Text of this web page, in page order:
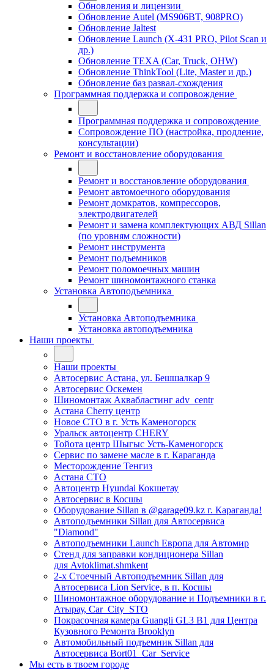
Обновления и лицензии
Обновление Autel (MS906BT, 908PRO)
Обновление Jaltest
Обновление Launch (X-431 PRO, Pilot Scan и
др.)
Обновление TEXA (Car, Truck, OHW)
Обновление ThinkTool (Lite, Master и др.)
Обновление баз развал-схождения
Программная поддержка и сопровождение
Программная поддержка и сопровождение
Сопровождение ПО (настройка, продление,
консультации)
Ремонт и восстановление оборудования
Ремонт и восстановление оборудования
Ремонт автомоечного оборудования
Ремонт домкратов, компрессоров,
электродвигателей
Ремонт и замена комплектующих АВД Sillan
(по уровням сложности)
Ремонт инструмента
Ремонт подъемников
Ремонт поломоечных машин
Ремонт шиномонтажного станка
Установка Автоподъемника
Установка Автоподъемника
Установка автоподъемника
Наши проекты
Наши проекты
Автосервис Астана, ул. Бешшалкар 9
Автосервис Оскемен
Шиномонтаж Аквабластинг adv_centr
Астана Cherry центр
Новое СТО в г. Усть Каменогорск
Уральск автоцентр CHERY
Тойота центр Шыгыс Усть-Каменогорск
Сервис по замене масле в г. Караганда
Месторождение Тенгиз
Астана СТО
Автоцентр Hyundai Кокшетау
Автосервис в Косшы
Оборудование Sillan в @garage09.kz г. Караганда!
Автоподъемники Sillan для Автосервиса
"Diamond"
Автоподъемники Launch Европа для Автомир
Стенд для заправки кондиционера Sillan
для Avtoklimat.shmkent
2-х Стоечный Автоподъемник Sillan для
Автосервиса Lion Service, в п. Косшы
Шиномонтажное оборудование и Подъемники в г.
Атырау, Car_City_STO
Покрасочная камера Guangli GL3 B1 для Центра
Кузовного Ремонта Brooklyn
Автомобильный подъемник Sillan для
Автосервиса Bort01_Car_Service
Мы есть в твоем городе